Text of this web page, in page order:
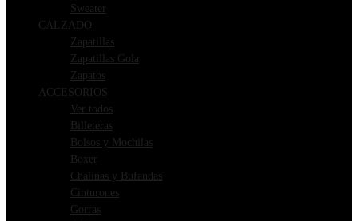
Sweater
CALZADO
Zapatillas
Zapatillas Gola
Zapatos
ACCESORIOS
Ver todos
Billeteras
Bolsos y Mochilas
Boxer
Chalinas y Bufandas
Cinturones
Gorras